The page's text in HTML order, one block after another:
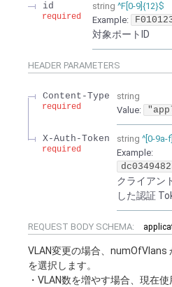
id
required
string ^F[0-9]{12}$
Example:
対象ポートID
HEADER PARAMETERS
Content-Type
required
string
Value:
X-Auth-Token
required
string ^[0-9a-
Example:
クライアン
した認証
REQUEST BODY SCHEMA:
VLAN変更の場合、numOfVlans
を選択します。
・VLAN数を増やす場合、現在